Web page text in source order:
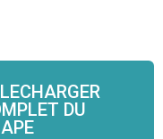
DU